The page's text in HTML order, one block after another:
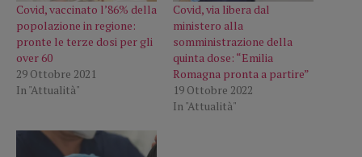
Covid, vaccinato l’86% della
popolazione in regione:
pronte le terze dosi per gli
over 60
29 Ottobre 2021
In "Attualità"
Covid, via libera dal
ministero alla
somministrazione della
quinta dose: “Emilia
Romagna pronta a partire”
19 Ottobre 2022
In "Attualità"